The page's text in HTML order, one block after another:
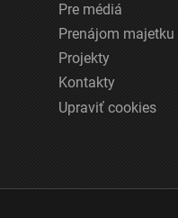
Pre médiá
Prenájom majetku
Projekty
Kontakty
Upraviť cookies